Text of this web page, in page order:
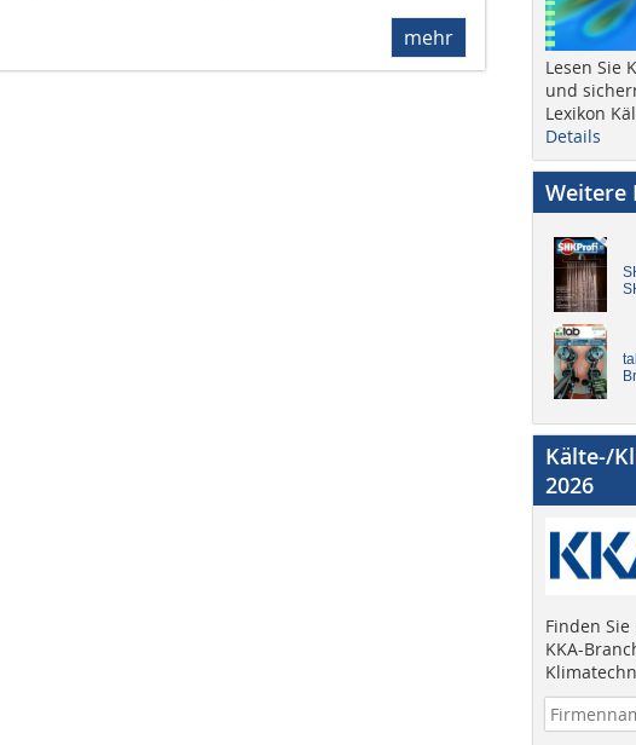
mehr
Lesen Sie
und
Lexikon
Details
Weitere
Kälte-/
2026
Finden
KKA-